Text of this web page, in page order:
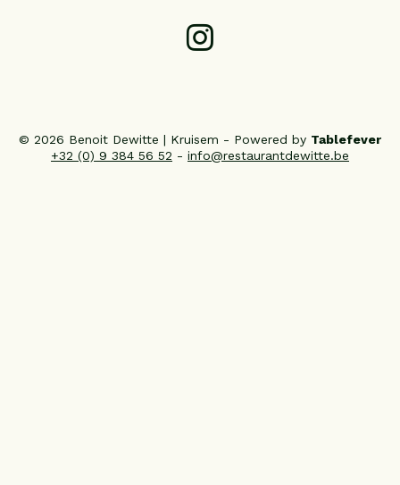
© 2026 Benoit Dewitte | Kruisem - Powered by Tablefever
+32 (0) 9 384 56 52 - info@restaurantdewitte.be